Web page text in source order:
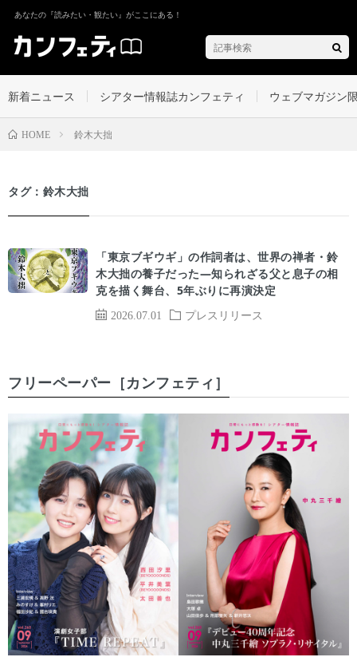
あなたの『読みたい・観たい』がここにある！
新着ニュース シアター情報誌カンフェティ ウェブマガジン
HOME 鈴木大拙
タグ：鈴木大拙
2026.07.01 プレスリリース
「東京ブギウギ」の作詞者は、世界の禅者・鈴
木大拙の養子だった—知られざる父と息子の相
克を描く舞台、5年ぶりに再演決定
フリーペーパー［カンフェティ］